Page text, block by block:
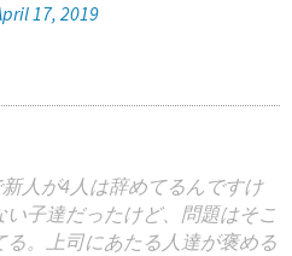
17, 2019
人が4人は辞めてるんですけ
子達だったけど、問題はそこ
る。上司にあたる人達が褒める